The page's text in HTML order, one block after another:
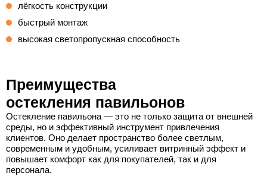
лёгкость конструкции
быстрый монтаж
высокая светопропускная способность
Преимущества
остекления павильонов
Остекление павильона — это не только защита от внешней
среды, но и эффективный инструмент привлечения
клиентов. Оно делает пространство более светлым,
современным и удобным, усиливает витринный эффект и
повышает комфорт как для покупателей, так и для
персонала.